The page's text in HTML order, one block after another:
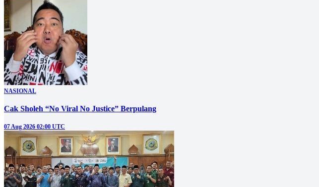
NASIONAL
Cak Sholeh “No Viral No Justice” Berpulang
07 Aug 2026 02:00 UTC